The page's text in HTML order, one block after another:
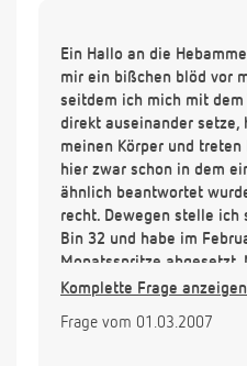
Ein Hallo an die
mir ein bißchen blöd vor
seitdem ich mich mit
direkt auseinander setze,
meinen Körper und
hier zwar schon in dem
ähnlich beantwortet
recht. Dewegen stelle
Bin 32 und habe im
Monatsspritze abgesetzt.
Monate gedauert, bis sich
verhütet habe, fühle ich
Komplette Frage anzeigen
Frage vom 01.03.2007